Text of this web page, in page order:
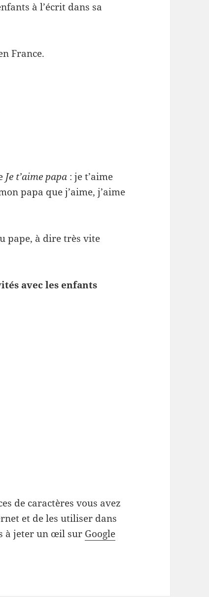
à l’écrit dans sa
France.
Je t’aime papa : je t’aime
papa que j’aime, j’aime
pape, à dire très vite
avec les enfants
de caractères vous avez
et de les utiliser dans
à jeter un œil sur Google